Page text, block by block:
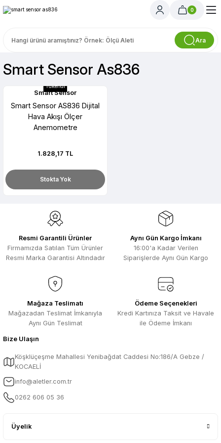
Ara
0
Smart Sensor As836
Tükendi
Smart Sensor
Smart Sensor AS836 Dijital
Hava Akışı Ölçer
Anemometre
1.828,17 TL
Stokta Yok
Resmi Garantili Ürünler
Firmamızda Satılan Tüm Ürünler
Resmi Marka Garantisi Altındadır
Aynı Gün Kargo İmkanı
16:00'a Kadar Verilen
Siparişlerde Aynı Gün Kargo
Mağaza Teslimatı
Mağazadan Teslimat İmkanıyla
Aynı Gün Teslimat
Ödeme Seçenekleri
Kredi Kartınıza Taksit ve Havale
ile Ödeme İmkanı
Bize Ulaşın
Köşklüçeşme Mahallesi Yenibağdat Caddesi No:186/A Gebze /
KOCAELİ
info@aletler.com.tr
0262 606 05 36
Üyelik